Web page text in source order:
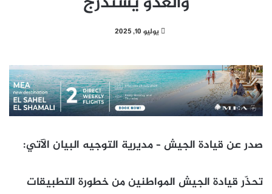
يوليو 10, 2025
صدر عن قيادة الجيش – مديرية التوجيه البيان الآتي:
تحذّر قيادة الجيش المواطنين من خطورة التطبيقات